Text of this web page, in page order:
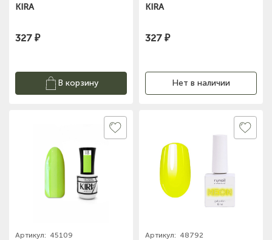
KIRA
327 ₽
В корзину
KIRA
327 ₽
Нет в наличии
Артикул: 45109 Артикул: 48792